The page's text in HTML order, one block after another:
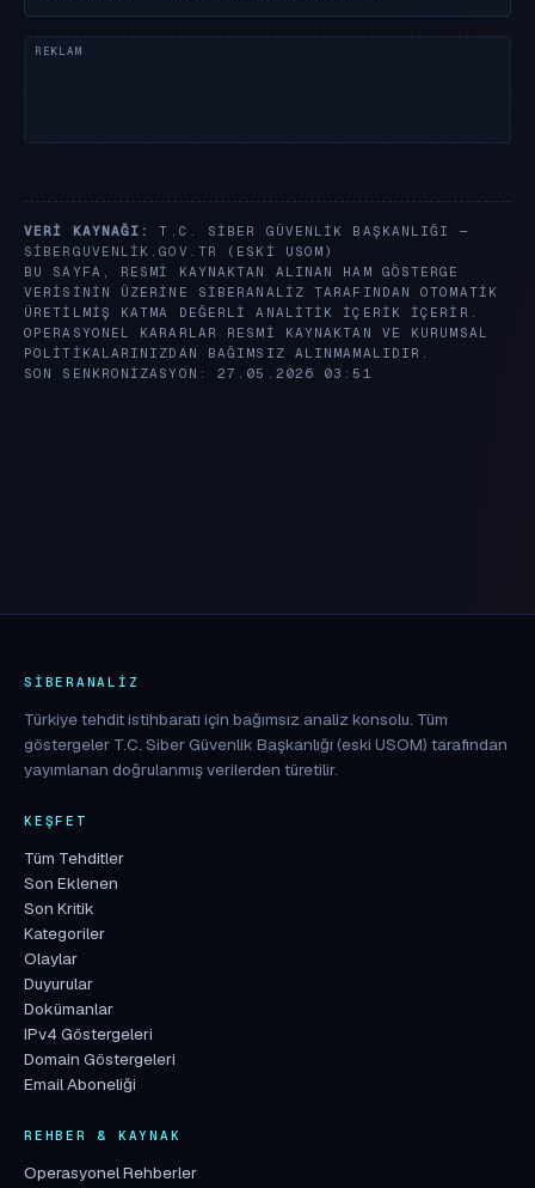
VERI KAYNAĞI:
T.C. SIBER GÜVENLIK BAŞKANLIĞI —
SIBERGUVENLIK.GOV.TR
(ESKI USOM)
BU SAYFA, RESMI KAYNAKTAN ALINAN HAM GÖSTERGE
VERISININ ÜZERINE SIBERANALIZ TARAFINDAN OTOMATIK
ÜRETILMIŞ KATMA DEĞERLI ANALITIK IÇERIK IÇERIR.
OPERASYONEL KARARLAR RESMI KAYNAKTAN VE KURUMSAL
POLITIKALARINIZDAN BAĞIMSIZ ALINMAMALIDIR.
SON SENKRONIZASYON: 27.05.2026 03:51
SIBERANALIZ
Türkiye tehdit istihbaratı için bağımsız analiz konsolu. Tüm
göstergeler T.C. Siber Güvenlik Başkanlığı (eski USOM) tarafından
yayımlanan doğrulanmış verilerden türetilir.
KEŞFET
Tüm Tehditler
Son Eklenen
Son Kritik
Kategoriler
Olaylar
Duyurular
Dokümanlar
IPv4 Göstergeleri
Domain Göstergeleri
Email Aboneliği
REHBER & KAYNAK
Operasyonel Rehberler